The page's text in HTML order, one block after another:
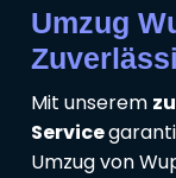
Umzug
Mit unserem
Service
Umzug von